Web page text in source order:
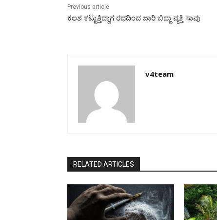
Previous article
ಕಲಶ ಕಟ್ಟುತ್ತಿದ್ದಾಗ ರಥದಿಂದ ಜಾರಿ ಬಿದ್ದು ವ್ಯಕ್ತಿ ಸಾವು
v4team
RELATED ARTICLES